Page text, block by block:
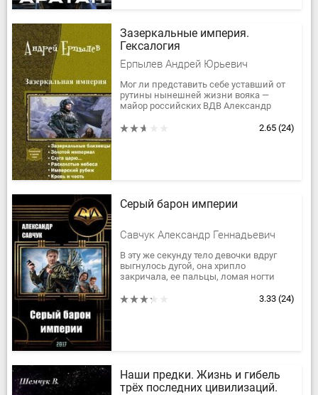
Зазеркальные империя.
Гексалогия
Ерпылев Андрей Юрьевич
Мог ли представить себе уставший от
рутины нынешней жизни вояка —
майор российских ВДВ Александр
плену, что он не только обретет...2.65 (24)
Серый барон империи
Савчук Александр Геннадьевич
В эту же секунду тело девочки вдруг
выгнулось дугой, она хрипло
закричала, ее пальцы, ломая ногти
мать кинулась к дочери но...
3.33 (24)
Hаши предки. Жизнь и гибель
трёх последних цивилизаций.